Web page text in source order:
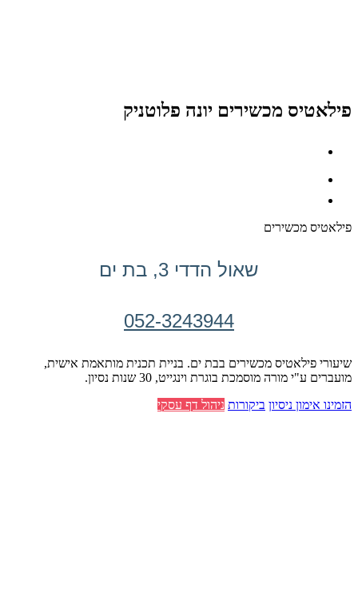
פילאטיס מכשירים יונה פלוטניק
פילאטיס מכשירים
שאול הדדי 3, בת ים
052-3243944
שיעורי פילאטיס מכשירים בבת ים. בניית תכנית מותאמת אישית,
מועברים ע"י מורה מוסמכת בוגרת וינגייט, 30 שנות נסיון.
הזמינו אימון ניסיון ביקורות ניהול דף עסקי